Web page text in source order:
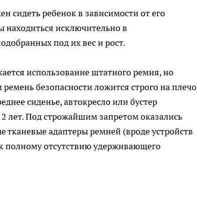
сидеть ребенок в зависимости от его
исключительно в
под их вес и рост.
использование штатного ремня, но
безопасности ложится строго на плечо
сиденье, автокресло или бустер
лет. Под строжайшим запретом оказались
тканевые адаптеры ремней (вроде устройств
отсутствию удерживающего